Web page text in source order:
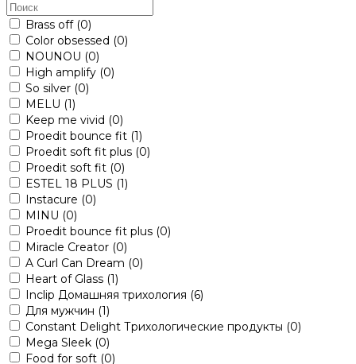
Brass off (0)
Color obsessed (0)
NOUNOU (0)
High amplify (0)
So silver (0)
MELU (1)
Keep me vivid (0)
Proedit bounce fit (1)
Proedit soft fit plus (0)
Proedit soft fit (0)
ESTEL 18 PLUS (1)
Instacure (0)
MINU (0)
Proedit bounce fit plus (0)
Miracle Creator (0)
A Curl Can Dream (0)
Heart of Glass (1)
Inclip Домашняя трихология (6)
Для мужчин (1)
Constant Delight Трихологические продукты (0)
Mega Sleek (0)
Food for soft (0)